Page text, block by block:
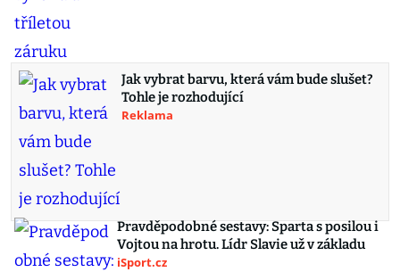
Jak vybrat barvu, která vám bude slušet?
Tohle je rozhodující
Reklama
Pravděpodobné sestavy: Sparta s posilou i
Vojtou na hrotu. Lídr Slavie už v základu
iSport.cz